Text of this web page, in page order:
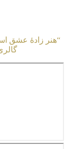
“هنر زادهٔ عشق